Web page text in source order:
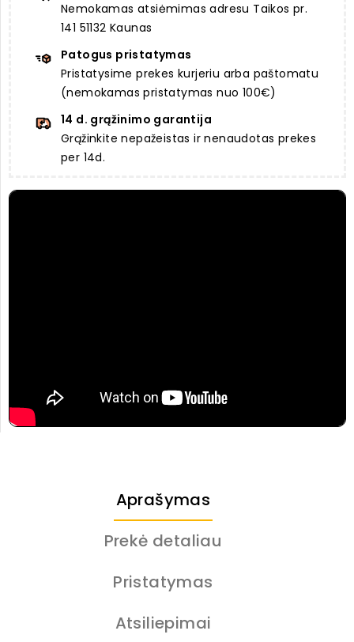
Nemokamas atsiėmimas adresu Taikos pr.
141 51132 Kaunas
Patogus pristatymas
Pristatysime prekes kurjeriu arba paštomatu
(nemokamas pristatymas nuo 100€)
14 d. grąžinimo garantija
Grąžinkite nepažeistas ir nenaudotas prekes
per 14d.
Aprašymas
Prekė detaliau
Pristatymas
Atsiliepimai